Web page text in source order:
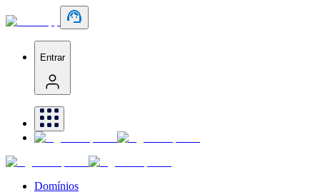
Entrar
Domínios